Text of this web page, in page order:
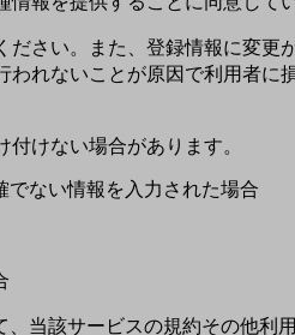
さい。また、登録情報に変更
れないことが原因で利用者に
けない場合があります。
でない情報を入力された場合
当該サービスの規約その他利